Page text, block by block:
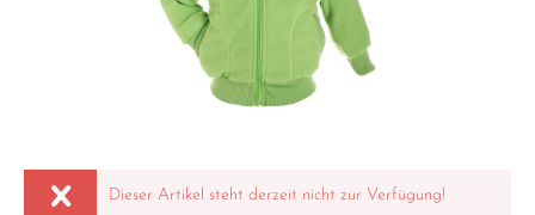
Dieser Artikel steht derzeit nicht zur Verfügung!